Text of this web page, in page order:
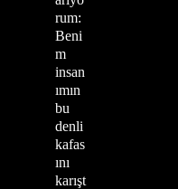
rum:
Beni
m
insan
ımın
bu
denli
kafas
ını
karışt